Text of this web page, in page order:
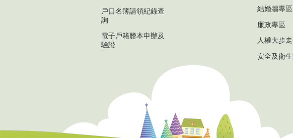
戶口名簿請領紀錄查
詢
電子戶籍謄本申辦及
驗證
結婚牆專區
廉政專區
人權大步
安全及衛